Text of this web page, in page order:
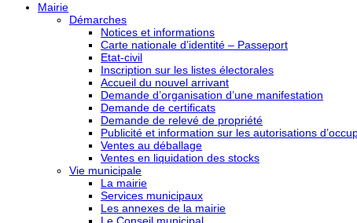
Mairie
Démarches
Notices et informations
Carte nationale d’identité – Passeport
Etat-civil
Inscription sur les listes électorales
Accueil du nouvel arrivant
Demande d’organisation d’une manifestation
Demande de certificats
Demande de relevé de propriété
Publicité et information sur les autorisations
Ventes au déballage
Ventes en liquidation des stocks
Vie municipale
La mairie
Services municipaux
Les annexes de la mairie